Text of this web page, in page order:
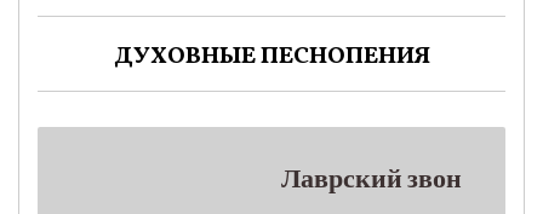
ДУХОВНЫЕ ПЕСНОПЕНИЯ
Лаврский звон